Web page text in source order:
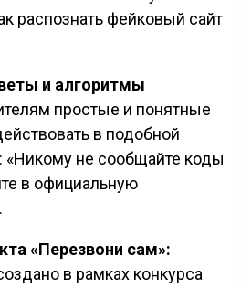
распознать фейковый сайт
и алгоритмы
простые и понятные
в подобной
«Никому не сообщайте коды
в официальную
«Перезвони сам»:
в рамках конкурса